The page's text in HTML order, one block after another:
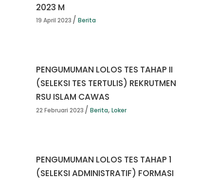
2023 M
19 April 2023 Berita
PENGUMUMAN LOLOS TES TAHAP II
(SELEKSI TES TERTULIS) REKRUTMEN
RSU ISLAM CAWAS
22 Februari 2023 Berita, Loker
PENGUMUMAN LOLOS TES TAHAP 1
(SELEKSI ADMINISTRATIF) FORMASI